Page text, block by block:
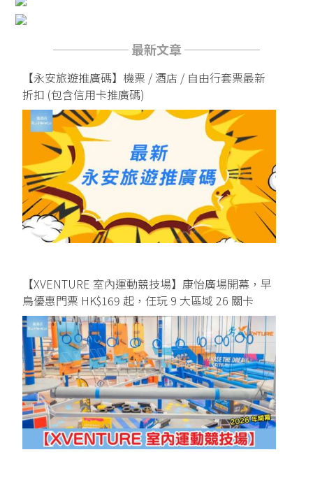
────── 最新文章 ──────
【永安旅遊推廣碼】機票 / 酒店 / 自由行套票最新
折扣 (包含信用卡推廣碼)
【XVENTURE 室內運動競技場】康怡廣場開幕，早
鳥優惠門票 HK$169 起，任玩 9 大區域 26 關卡